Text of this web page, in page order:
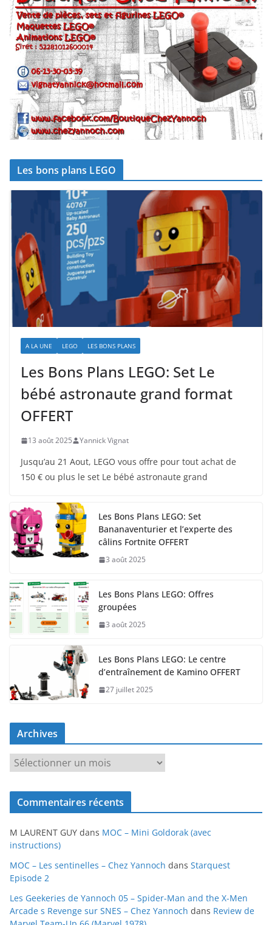
Les bons plans LEGO
A LA UNE LEGO LES BONS PLANS
Les Bons Plans LEGO: Set Le
bébé astronaute grand format
OFFERT
13 août 2025 Yannick Vignat
Jusqu’au 21 Aout, LEGO vous offre pour tout achat de
150 € ou plus le set Le bébé astronaute grand
Les Bons Plans LEGO: Set
Bananaventurier et l’experte des
câlins Fortnite OFFERT
3 août 2025
Les Bons Plans LEGO: Offres
groupées
3 août 2025
Les Bons Plans LEGO: Le centre
d’entraînement de Kamino OFFERT
27 juillet 2025
Archives
c
v
e
s
Commentaires récents
M LAURENT GUY dans MOC – Mini Goldorak (avec
instructions)
MOC – Les sentinelles – Chez Yannoch dans Starquest
Episode 2
Les Geekeries de Yannoch 05 – Spider-Man and the X-Men
Arcade s Revenge sur SNES – Chez Yannoch dans Review de